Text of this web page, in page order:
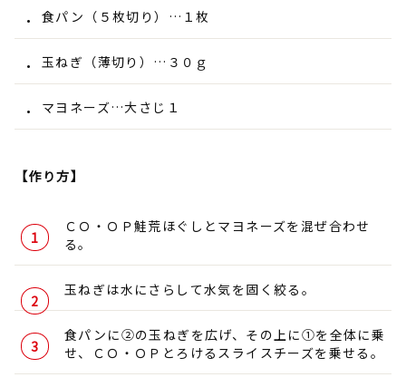
食パン（５枚切り）…１枚
玉ねぎ（薄切り）…３０ｇ
マヨネーズ…大さじ１
【作り方】
ＣＯ・ＯＰ鮭荒ほぐしとマヨネーズを混ぜ合わせ
る。
玉ねぎは水にさらして水気を固く絞る。
食パンに➁の玉ねぎを広げ、その上に①を全体に乗
せ、ＣＯ・ＯＰとろけるスライスチーズを乗せる。